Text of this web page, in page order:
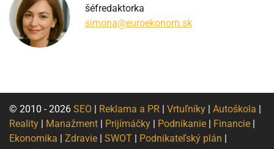
šéfredaktorka
simona@euroekonom.sk
© 2010 - 2026 SEO | Reklama a PR | Vrtuľníky | Autoškola |
Reality | Manažment | Prijímáčky | Podnikanie | Financie |
Ekonomika | Zdravie | SWOT | Podnikateľský plán |